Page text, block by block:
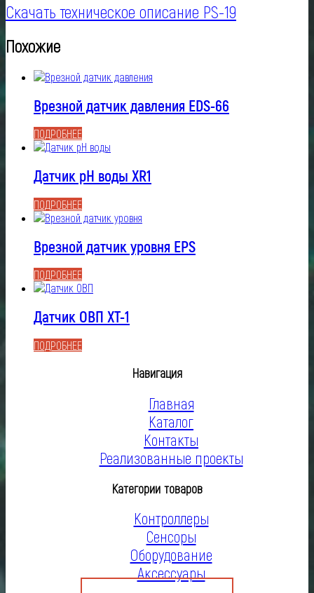
Скачать техническое описание PS-19
Похожие
Врезной датчик давления EDS-66
ПОДРОБНЕЕ
Датчик pH воды XR1
ПОДРОБНЕЕ
Врезной датчик уровня EPS
ПОДРОБНЕЕ
Датчик ОВП XT-1
ПОДРОБНЕЕ
Навигация
Главная
Каталог
Контакты
Реализованные проекты
Категории товаров
Контроллеры
Сенсоры
Оборудование
Аксессуары